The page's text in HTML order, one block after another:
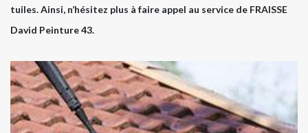
tuiles. Ainsi, n’hésitez plus à faire appel au service de FRAISSE
David Peinture 43.